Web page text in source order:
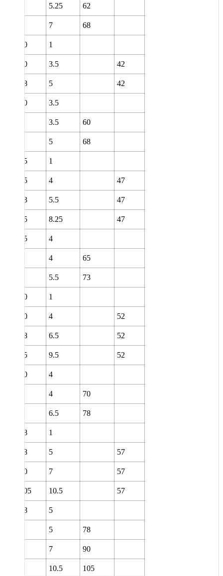
5.25 62
7 68
60 1
60 3.5 42
68 5 42
60 3.5
3.5 60
5 68
65 1
65 4 47
73 5.5 47
85 8.25 47
65 4
4 65
5.5 73
70 1
70 4 52
78 6.5 52
95 9.5 52
70 4
4 70
6.5 78
78 1
78 5 57
90 7 57
105 10.5 57
78 5
5 78
7 90
10.5 105